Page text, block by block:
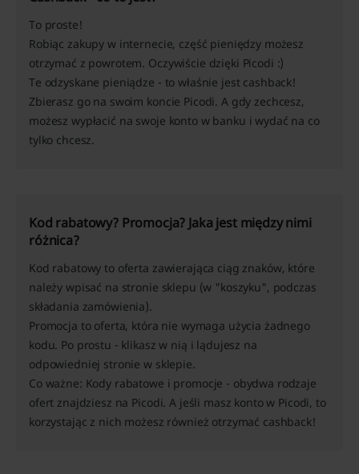
To proste!
Robiąc zakupy w internecie, część pieniędzy możesz
otrzymać z powrotem. Oczywiście dzięki Picodi :)
Te odzyskane pieniądze - to właśnie jest cashback!
Zbierasz go na swoim koncie Picodi. A gdy zechcesz,
możesz wypłacić na swoje konto w banku i wydać na co
tylko chcesz.
Kod rabatowy? Promocja? Jaka jest między nimi
różnica?
Kod rabatowy to oferta zawierająca ciąg znaków, które
należy wpisać na stronie sklepu (w "koszyku", podczas
składania zamówienia).
Promocja to oferta, która nie wymaga użycia żadnego
kodu. Po prostu - klikasz w nią i lądujesz na
odpowiedniej stronie w sklepie.
Co ważne: Kody rabatowe i promocje - obydwa rodzaje
ofert znajdziesz na Picodi. A jeśli masz konto w Picodi, to
korzystając z nich możesz również otrzymać cashback!